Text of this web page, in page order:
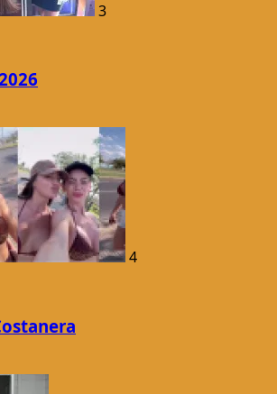
3
4